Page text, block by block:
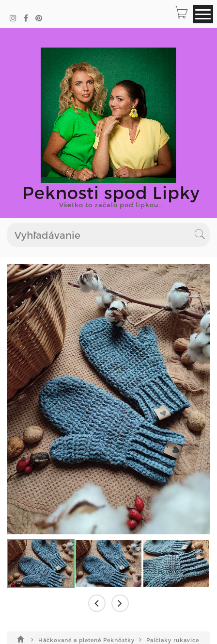
Peknosti spod Lipky
Všetko to začalo pod lipkou...
Háčkované a pletené Peknôstky Palčiaky rukavice